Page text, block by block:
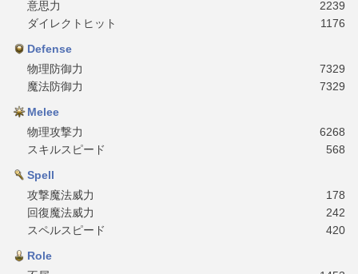
意思力
2239
ダイレクトヒット
1176
Defense
物理防御力
7329
魔法防御力
7329
Melee
物理攻撃力
6268
スキルスピード
568
Spell
攻撃魔法威力
178
回復魔法威力
242
スペルスピード
420
Role